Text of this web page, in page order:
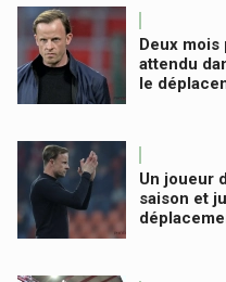
Deux
attendu
le
Un joueur
saison et